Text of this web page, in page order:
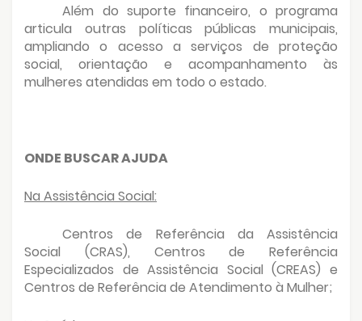
Além do suporte financeiro, o programa
articula outras políticas públicas municipais,
ampliando o acesso a serviços de proteção
social, orientação e acompanhamento às
mulheres atendidas em todo o estado.
ONDE BUSCAR AJUDA
Na Assistência Social:
Centros de Referência da Assistência
Social (CRAS), Centros de Referência
Especializados de Assistência Social (CREAS) e
Centros de Referência de Atendimento à Mulher;